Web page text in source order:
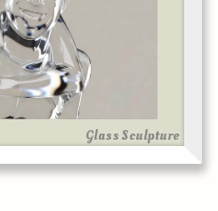
Glass Sculpture